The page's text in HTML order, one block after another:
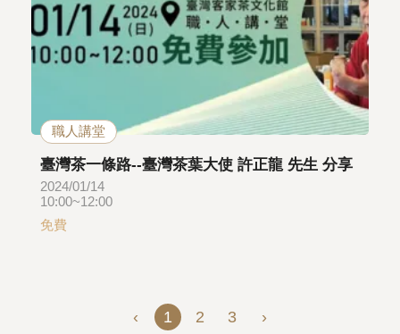
職人講堂
臺灣茶一條路--臺灣茶葉大使 許正龍 先生 分享
2024/01/14
10:00~12:00
免費
‹ 1 2 3 ›